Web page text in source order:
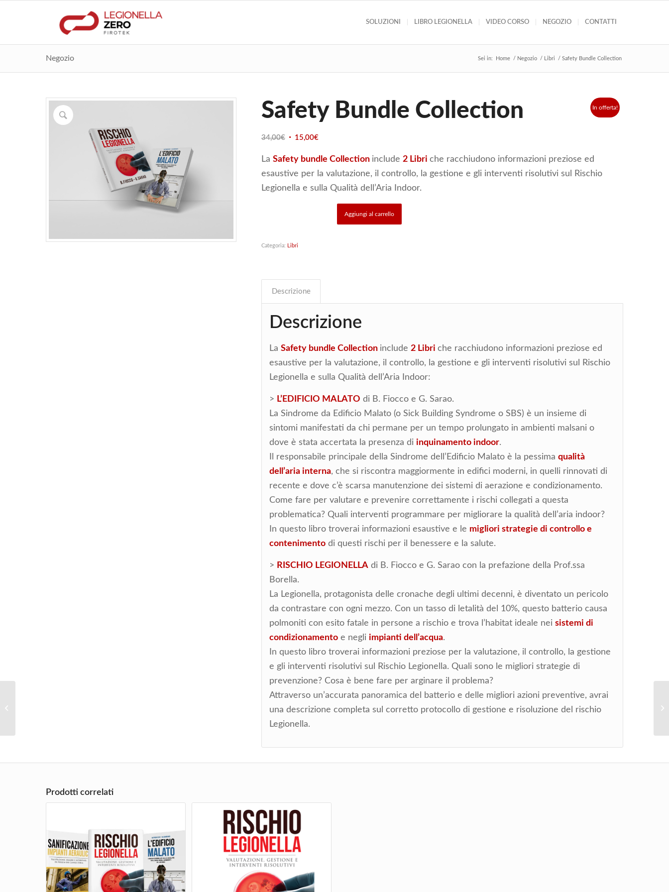
SOLUZIONI LIBRO LEGIONELLA VIDEO CORSO NEGOZIO CONTATTI
Negozio Sei in: Home / Negozio / Libri / Safety Bundle Collection
In offerta!
Safety Bundle Collection
34,00€ Il
originale
era:
34,00€.
15,00€Il
attuale
è:
15,00€.
La Safety bundle Collection include 2 Libri che racchiudono informazioni preziose ed
esaustive per la valutazione, il controllo, la gestione e gli interventi risolutivi sul Rischio
Legionella e sulla Qualità dell’Aria Indoor.
Aggiungi al carrello
Categoria: Libri
Descrizione
Descrizione
La Safety bundle Collection include 2 Libri che racchiudono informazioni preziose ed
esaustive per la valutazione, il controllo, la gestione e gli interventi risolutivi sul Rischio
Legionella e sulla Qualità dell’Aria Indoor:
> L’EDIFICIO MALATO di B. Fiocco e G. Sarao.
La Sindrome da Edificio Malato (o Sick Building Syndrome o SBS) è un insieme di
sintomi manifestati da chi permane per un tempo prolungato in ambienti malsani o
dove è stata accertata la presenza di inquinamento indoor.
Il responsabile principale della Sindrome dell’Edificio Malato è la pessima qualità
dell’aria interna, che si riscontra maggiormente in edifici moderni, in quelli rinnovati di
recente e dove c’è scarsa manutenzione dei sistemi di aerazione e condizionamento.
Come fare per valutare e prevenire correttamente i rischi collegati a questa
problematica? Quali interventi programmare per migliorare la qualità dell’aria indoor?
In questo libro troverai informazioni esaustive e le migliori strategie di controllo e
contenimentodi questi rischi per il benessere e la salute.
> RISCHIO LEGIONELLAdi B. Fiocco e G. Sarao con la prefazione della Prof.ssa
Borella.
La Legionella, protagonista delle cronache degli ultimi decenni, è diventato un pericolo
da contrastare con ogni mezzo. Con un tasso di letalità del 10%, questo batterio causa
polmoniti con esito fatale in persone a rischio e trova l’habitat ideale nei sistemi di
condizionamentoe negli impianti dell’acqua.
In questo libro troverai informazioni preziose per la valutazione, il controllo, la gestione
e gli interventi risolutivi sul Rischio Legionella. Quali sono le migliori strategie di
prevenzione? Cosa è bene fare per arginare il problema?
Attraverso un’accurata panoramica del batterio e delle migliori azioni preventive, avrai
una descrizione completa sul corretto protocollo di gestione e risoluzione del rischio
Legionella.
Prodotti correlati